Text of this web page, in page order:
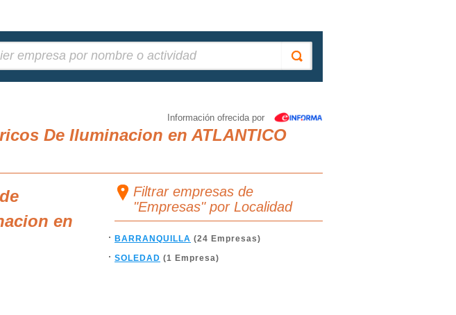
Información ofrecida por
De Iluminacion en ATLANTICO
en
Filtrar empresas de
"Empresas" por Localidad
BARRANQUILLA (24 Empresas)
SOLEDAD (1 Empresa)